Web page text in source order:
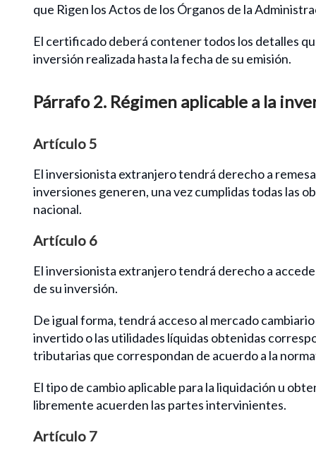
que Rigen los Actos de los Órganos de la
El certificado deberá contener todos los detalles
inversión realizada hasta la fecha de su emisión.
Párrafo 2. Régimen aplicable a la
Artículo 5
El inversionista extranjero tendrá derecho a
inversiones generen, una vez cumplidas todas las
nacional.
Artículo 6
El inversionista extranjero tendrá derecho a
de su inversión.
De igual forma, tendrá acceso al mercado
invertido o las utilidades líquidas obtenidas
tributarias que correspondan de acuerdo a la
El tipo de cambio aplicable para la liquidación u
libremente acuerden las partes intervinientes.
Artículo 7